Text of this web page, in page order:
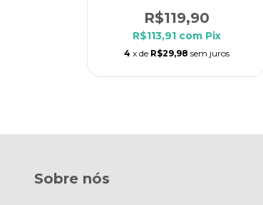
R$119,90
R$113,91 com Pix
4 x de R$29,98 sem juros
Sobre nós